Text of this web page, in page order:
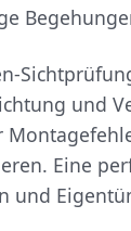
und
Eine
und